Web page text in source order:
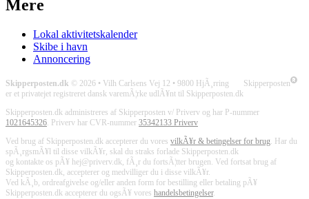
Mere
Lokal aktivitetskalender
Skibe i havn
Annoncering
Skipperposten.dk © 2026 • Vilh Carlsens Vej 12 • 9800 HjÃ¸rring Skipperposten
er et privatejet registreret dansk varemÃ¦rke udlÃ¥nt til Skipperposten.dk
Skipperposten.dk administreres af Skipperposten v/ Priverv og har P-nummer
1021645326. Priverv har CVR-nummer 35342133 Priverv
Ved brug af Skipperposten.dk accepterer du vores vilkÃ¥r & betingelser for brug. Har du
spÃ¸rgsmÃ¥l til disse vilkÃ¥r, skal du straks forlade Skipperposten.dk
og kontakte os pÃ¥ hej@priverv.dk, fÃ¸r du fortsÃ¦tter brugen. Ved fortsat brug af
Skipperposten.dk, accepterer og medvilliger du i disse vilkÃ¥r.
Ved kÃ¸b, ordreafgivelse og/eller anden form for bestilling eller betaling pÃ¥
Skipperposten.dk accepterer du ogsÃ¥ vores handelsbetingelser.